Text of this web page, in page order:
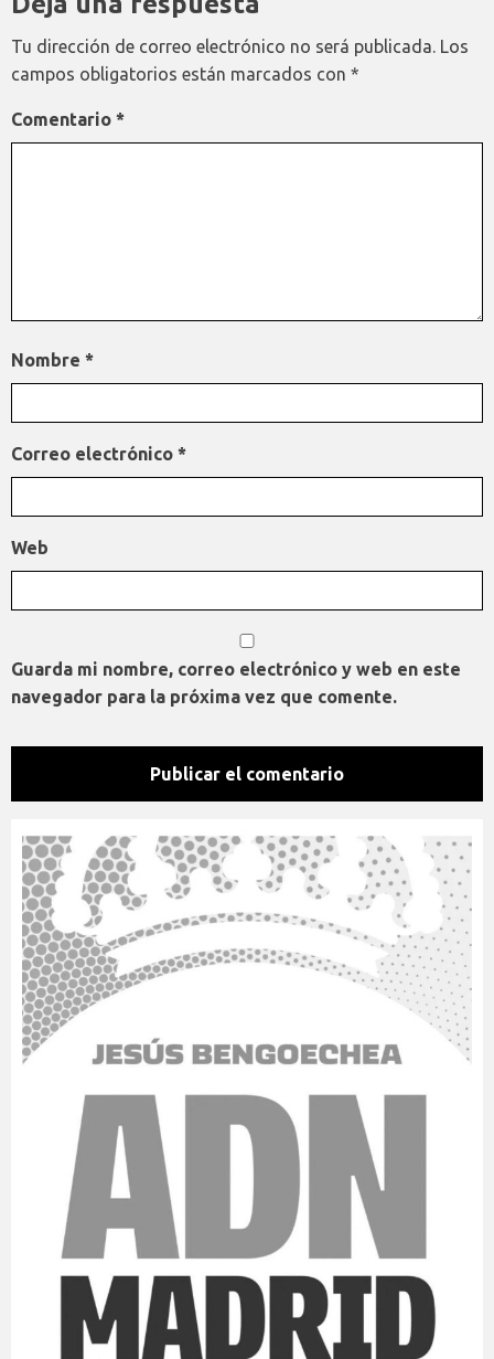
Tu dirección de correo electrónico no será publicada. Los
campos obligatorios están marcados con *
Comentario *
Nombre *
Correo electrónico *
Web
Guarda mi nombre, correo electrónico y web en este
navegador para la próxima vez que comente.